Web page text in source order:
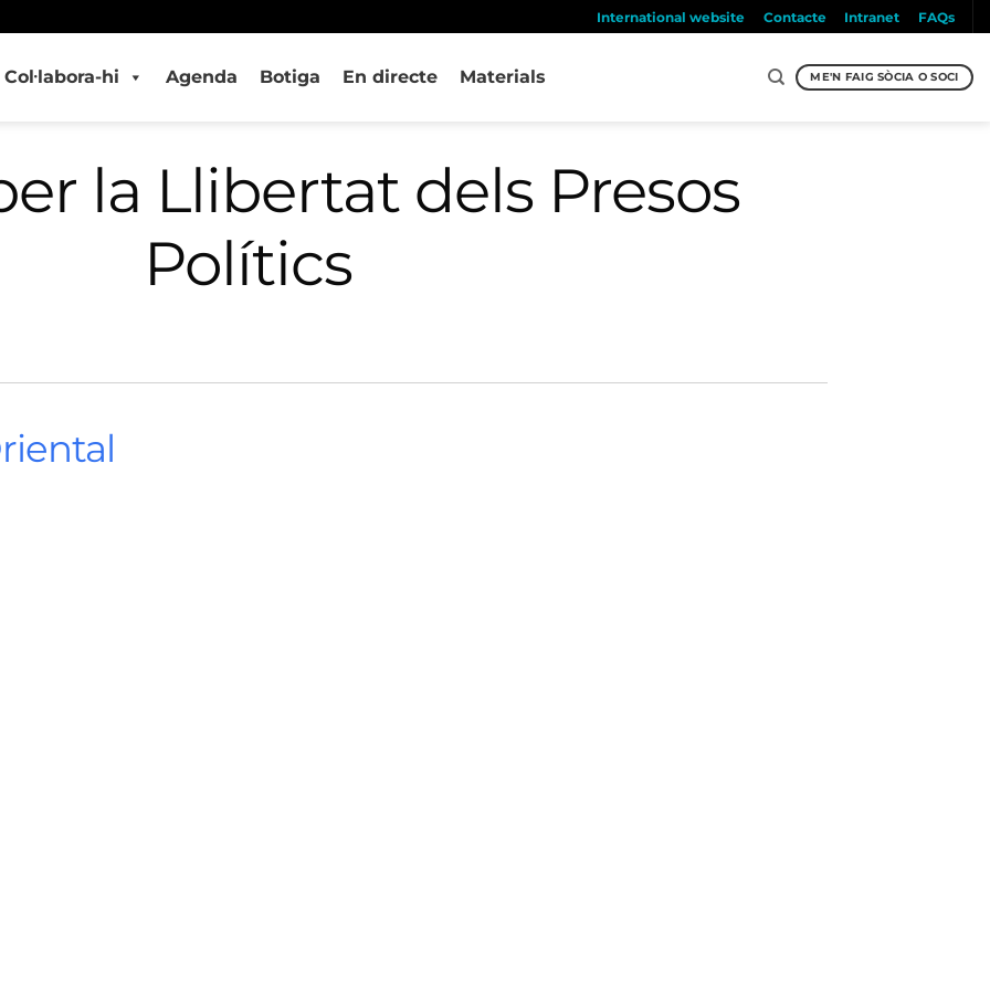
International website Contacte Intranet FAQs
Col·labora-hi Agenda Botiga En directe Materials ME'N FAIG SÒCIA O SOCI
la Llibertat dels Presos
Polítics